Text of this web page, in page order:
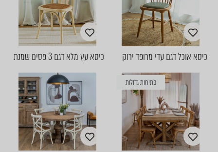
כיסא אוכל דגם עדי מרופד ירוק כיסא עץ מלא דגם 3 פסים שמנת
פתיחות גדולות